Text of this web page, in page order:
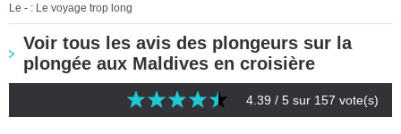
Le - : Le voyage trop long
Voir tous les avis des plongeurs sur la
plongée aux Maldives en croisière
4.39 / 5 sur 157 vote(s)